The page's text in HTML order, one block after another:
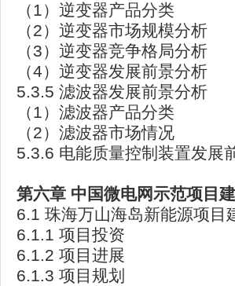
（1）逆变器产品分类
（2）逆变器市场规模分析
（3）逆变器竞争格局分析
（4）逆变器发展前景分析
5.3.5 滤波器发展前景分析
（1）滤波器产品分类
（2）滤波器市场情况
5.3.6 电能质量控制装置发展
第六章 中国微电网示范项目
6.1 珠海万山海岛新能源项目
6.1.1 项目投资
6.1.2 项目进展
6.1.3 项目规划